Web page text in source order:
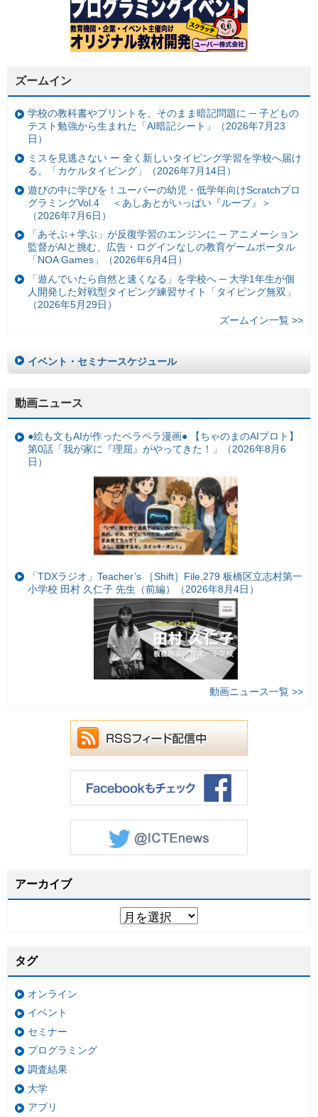
ズームイン
学校の教科書やプリントを、そのまま暗記問題に ─ 子どもの
テスト勉強から生まれた「AI暗記シート」（2026年7月23
日）
ミスを見逃さない ー 全く新しいタイピング学習を学校へ届け
る。「カケルタイピング」（2026年7月14日）
遊びの中に学びを！ユーバーの幼児・低学年向けScratchプロ
グラミングVol.4 ＜あしあとがいっぱい『ループ』＞
（2026年7月6日）
「あそぶ＋学ぶ」が反復学習のエンジンに ─ アニメーション
監督がAIと挑む、広告・ログインなしの教育ゲームポータル
「NOA Games」（2026年6月4日）
「遊んでいたら自然と速くなる」を学校へ ─ 大学1年生が個
人開発した対戦型タイピング練習サイト「タイピング無双」
（2026年5月29日）
ズームイン一覧 >>
イベント・セミナースケジュール
動画ニュース
●絵も文もAIが作ったペラペラ漫画● 【ちゃのまのAIプロト】
第0話「我が家に『理屈』がやってきた！」（2026年8月6
日）
「TDXラジオ」Teacher’s ［Shift］File.279 板橋区立志村第一
小学校 田村 久仁子 先生（前編）（2026年8月4日）
動画ニュース一覧 >>
アーカイブ
タグ
オンライン
イベント
セミナー
プログラミング
調査結果
大学
アプリ